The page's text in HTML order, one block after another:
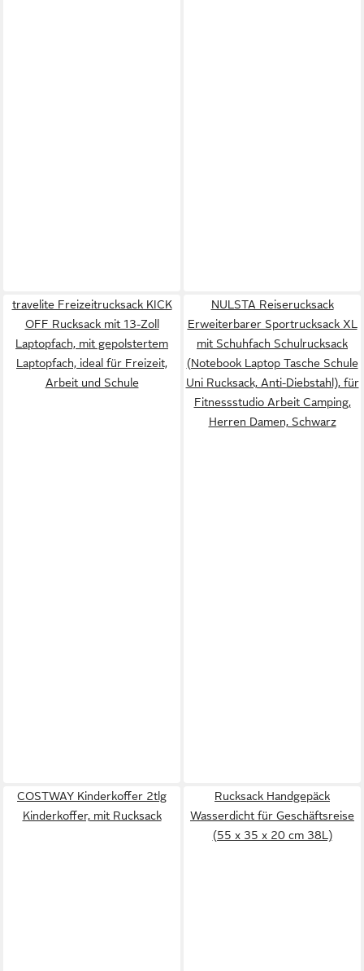
travelite Freizeitrucksack KICK
OFF Rucksack mit 13-Zoll
Laptopfach, mit gepolstertem
Laptopfach, ideal für Freizeit,
Arbeit und Schule
NULSTA Reiserucksack
Erweiterbarer Sportrucksack XL
mit Schuhfach Schulrucksack
(Notebook Laptop Tasche Schule
Uni Rucksack, Anti-Diebstahl), für
Fitnessstudio Arbeit Camping,
Herren Damen, Schwarz
COSTWAY Kinderkoffer 2tlg
Kinderkoffer, mit Rucksack
Rucksack Handgepäck
Wasserdicht für Geschäftsreise
(55 x 35 x 20 cm 38L)